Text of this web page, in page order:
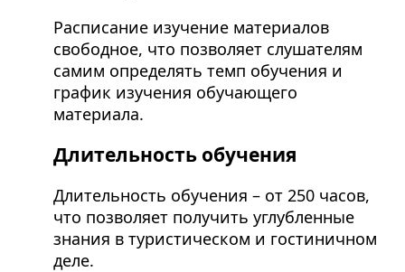
Расписание изучение материалов
свободное, что позволяет слушателям
самим определять темп обучения и
график изучения обучающего
материала.
Длительность обучения
Длительность обучения – от 250 часов,
что позволяет получить углубленные
знания в туристическом и гостиничном
деле.